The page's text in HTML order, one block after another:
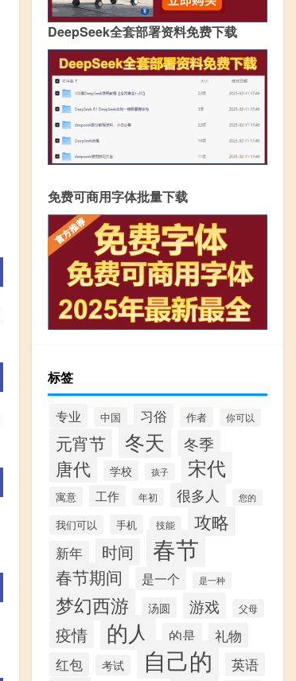
DeepSeek全套部署资料免费下载
免费可商用字体批量下载
标签
专业 中国 习俗 作者 你可以
元宵节 冬天 冬季
唐代 学校 孩子 宋代
寓意 工作 年初 很多人 您的
我们可以 手机 技能 攻略
新年 时间 春节
春节期间 是一个 是一种
梦幻西游 汤圆 游戏 父母
疫情 的人 的是 礼物
红包 考试 自己的 英语